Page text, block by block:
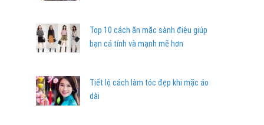
Top 10 cách ăn mặc sành điệu giúp
bạn cá tính và mạnh mẽ hơn
Tiết lộ cách làm tóc đẹp khi mặc áo
dài